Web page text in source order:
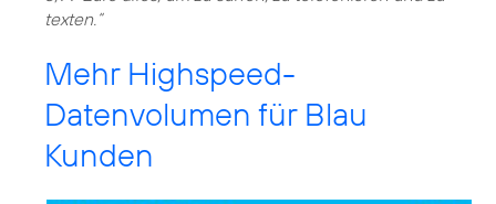
texten.“
Mehr Highspeed-
Datenvolumen für Blau
Kunden